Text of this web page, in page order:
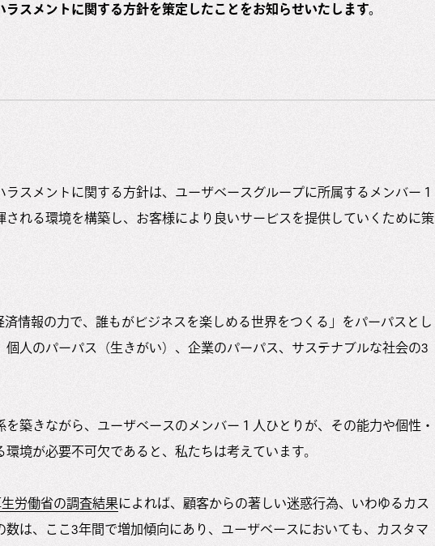
スメントに関する方針を策定したことをお知らせいたします。
スメントに関する方針は、ユーザベースグループに所属するメンバー１
れる環境を構築し、お客様により良いサービスを提供していくために策
済情報の力で、誰もがビジネスを楽しめる世界をつくる」をパーパスとし
人のパーパス（生きがい）、企業のパーパス、サステナブルな社会の3
築きながら、ユーザベースのメンバー１人ひとりが、その能力や個性・
境が必要不可欠であると、私たちは考えています。
労働省の調査結果によれば、顧客からの著しい迷惑行為、いわゆるカス
は、ここ3年間で増加傾向にあり、ユーザベースにおいても、カスタマ